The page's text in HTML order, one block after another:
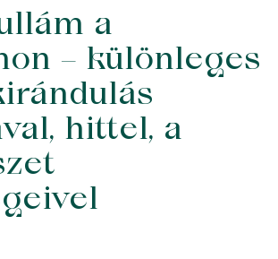
a
– különleges
hittel, a